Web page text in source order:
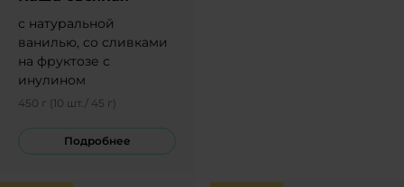
с натуральной
ванилью, со сливками
на фруктозе с
инулином
450 г (10 шт./ 45 г)
Подробнее